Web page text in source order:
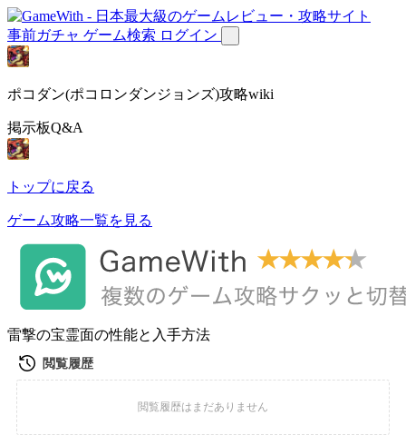
事前ガチャ ゲーム検索 ログイン
ポコダン(ポコロンダンジョンズ)攻略wiki
掲示板Q&A
トップに戻る
ゲーム攻略一覧を見る
雷撃の宝霊面の性能と入手方法